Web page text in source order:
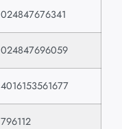
024847676341
024847696059
4016153561677
796112